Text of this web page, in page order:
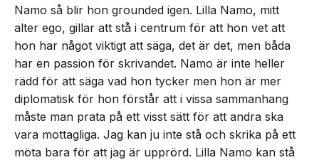
Namo så blir hon grounded igen. Lilla Namo, mitt
alter ego, gillar att stå i centrum för att hon vet att
hon har något viktigt att säga, det är det, men båda
har en passion för skrivandet. Namo är inte heller
rädd för att säga vad hon tycker men hon är mer
diplomatisk för hon förstår att i vissa sammanhang
måste man prata på ett visst sätt för att andra ska
vara mottagliga. Jag kan ju inte stå och skrika på ett
möta bara för att jag är upprörd. Lilla Namo kan stå